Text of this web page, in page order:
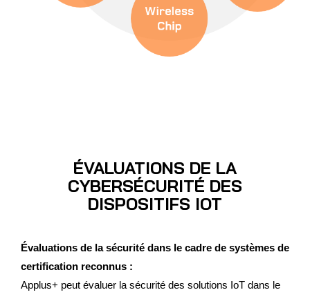
ÉVALUATIONS DE LA
CYBERSÉCURITÉ DES
DISPOSITIFS IOT
Évaluations de la sécurité dans le cadre de systèmes de
certification reconnus :
Applus+ peut évaluer la sécurité des solutions IoT dans le